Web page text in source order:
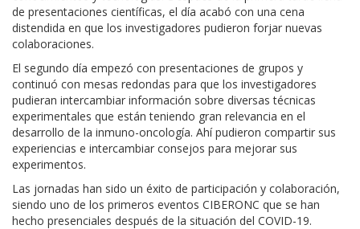
de presentaciones científicas, el día acabó con una cena
distendida en que los investigadores pudieron forjar nuevas
colaboraciones.
El segundo día empezó con presentaciones de grupos y
continuó con mesas redondas para que los investigadores
pudieran intercambiar información sobre diversas técnicas
experimentales que están teniendo gran relevancia en el
desarrollo de la inmuno-oncología. Ahí pudieron compartir sus
experiencias e intercambiar consejos para mejorar sus
experimentos.
Las jornadas han sido un éxito de participación y colaboración,
siendo uno de los primeros eventos CIBERONC que se han
hecho presenciales después de la situación del COVID-19.